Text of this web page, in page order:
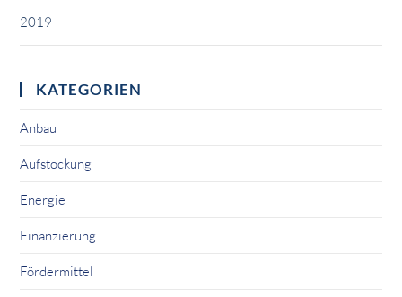
2019
KATEGORIEN
Anbau
Aufstockung
Energie
Finanzierung
Fördermittel